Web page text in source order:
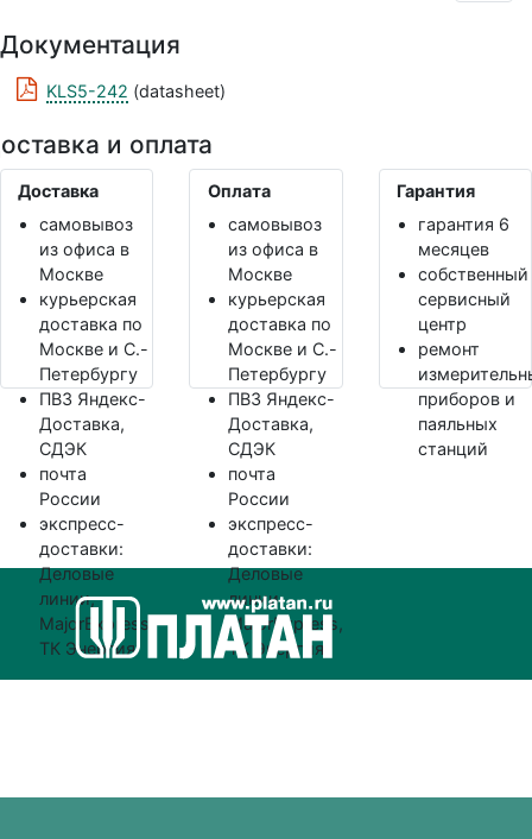
Документация
KLS5-242 (datasheet)
и оплата
Доставка
самовывоз
из офиса в
Москве
курьерская
доставка по
Москве и С.-
Петербургу
ПВЗ Яндекс-
Доставка,
СДЭК
почта
России
экспресс-
доставки:
Деловые
линии,
MajorExpress,
ТК Энергия
Оплата
самовывоз
из офиса в
Москве
курьерская
доставка по
Москве и С.-
Петербургу
ПВЗ Яндекс-
Доставка,
СДЭК
почта
России
экспресс-
доставки:
Деловые
линии,
MajorExpress,
ТК Энергия
Гарантия
гарантия 6
месяцев
собственный
сервисный
центр
ремонт
приборов и
паяльных
станций